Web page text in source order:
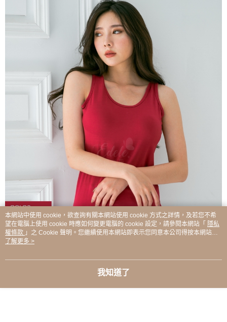
本網站中使用 cookie，欲查詢有關本網站使用 cookie 方式之詳情，及若您不希
望在電腦上使用 cookie 時應如何變更電腦的 cookie 設定，請參閱本網站「 隱私
權條款 」之 Cookie 聲明。您繼續使用本網站即表示您同意本公司得按本網站使
用條款之 Cookie 聲明使用 cookie。
了解更多 >
我知道了